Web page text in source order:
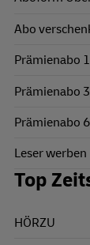
Abo
Prämienabo
Prämienabo
Prämienabo
Leser werben
Top
HÖRZU